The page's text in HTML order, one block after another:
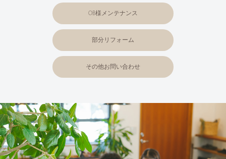
OB様メンテナンス
部分リフォーム
その他お問い合わせ